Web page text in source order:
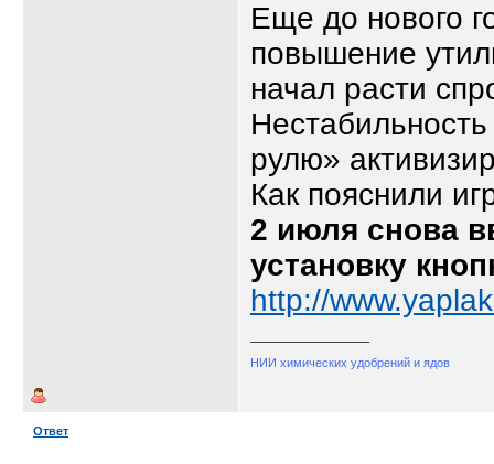
Еще до нового
повышение
начал расти
рулю»
Как пояснили
2 июля снова
установку
http://
НИИ химических удобрений и ядов
Ответ